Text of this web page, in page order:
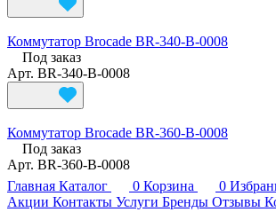
Коммутатор Brocade BR-340-B-0008
Под заказ
Арт. BR-340-B-0008
Коммутатор Brocade BR-360-B-0008
Под заказ
Арт. BR-360-B-0008
Главная Каталог 0 Корзина 0
Акции Контакты Услуги Бренды Отзывы